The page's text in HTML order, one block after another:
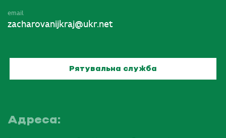
email
zacharovanijkraj@ukr.net
Рятувальна служба
Адреса: